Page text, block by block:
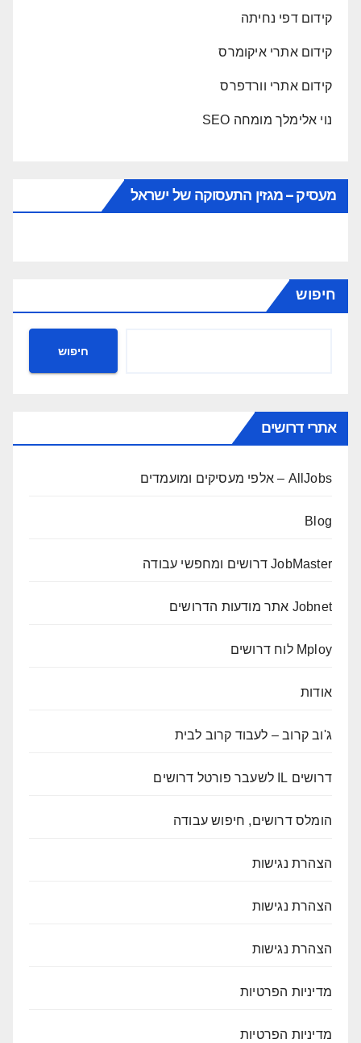
קידום דפי נחיתה
קידום אתרי איקומרס
קידום אתרי וורדפרס
נוי אלימלך מומחה SEO
מעסיק – מגזין התעסוקה של ישראל
חיפוש
חיפוש
אתרי דרושים
AllJobs – אלפי מעסיקים ומועמדים
Blog
JobMaster דרושים ומחפשי עבודה
Jobnet אתר מודעות הדרושים
Mploy לוח דרושים
אודות
ג'וב קרוב – לעבוד קרוב לבית
דרושים IL לשעבר פורטל דרושים
הומלס דרושים, חיפוש עבודה
הצהרת נגישות
הצהרת נגישות
הצהרת נגישות
מדיניות הפרטיות
מדיניות הפרטיות